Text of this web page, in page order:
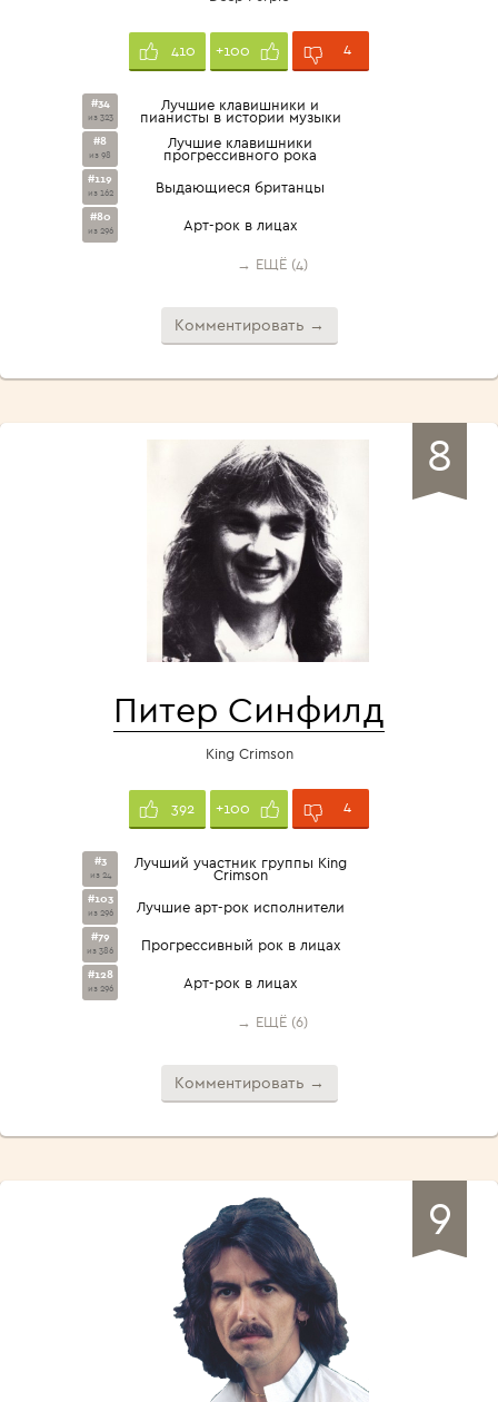
410 +100 4
#34
из 323
Лучшие клавишники и
пианисты в истории музыки
#8
из 98
Лучшие клавишники
прогрессивного рока
#119
из 162 Выдающиеся британцы
#80
из 296 Арт-рок в лицах
→ ЕЩЁ (4)
Комментировать →
8
Питер Синфилд
King Crimson
392 +100 4
#3
из 24
Лучший участник группы King
Crimson
#103
из 296 Лучшие арт-рок исполнители
#79
из 386 Прогрессивный рок в лицах
#128
из 296 Арт-рок в лицах
→ ЕЩЁ (6)
Комментировать →
9